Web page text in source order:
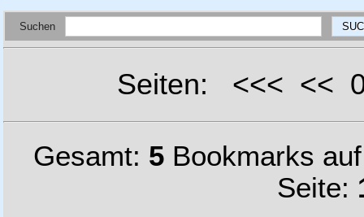
Suchen
Seiten: <<< <<
Gesamt: 5Bookmarks
Seite: